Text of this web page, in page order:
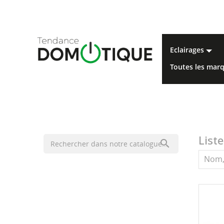
eclairages
toutes les
